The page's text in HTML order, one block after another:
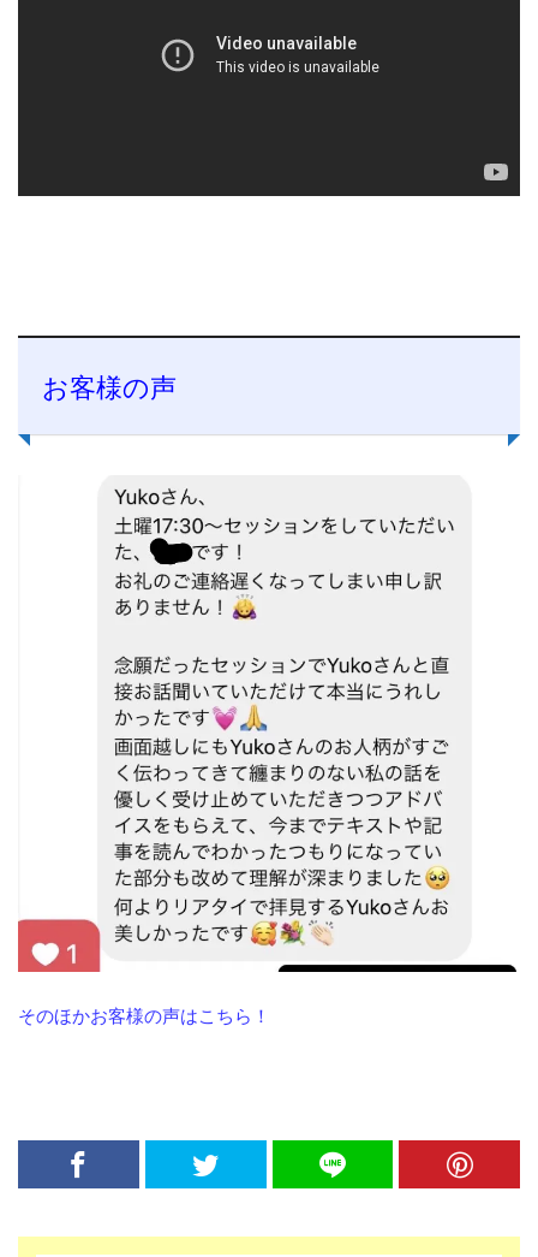
お客様の声
そのほかお客様の声はこちら！